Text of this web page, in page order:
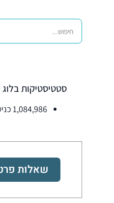
סטטיסטיקות בלוג
1,084,986 כניסות
שאלות